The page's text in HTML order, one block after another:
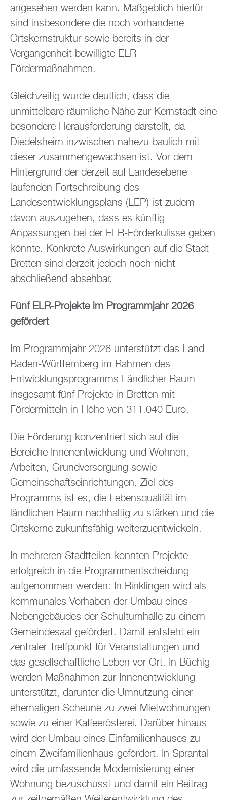
angesehen werden kann. Maßgeblich hierfür
sind insbesondere die noch vorhandene
Ortskernstruktur sowie bereits in der
Vergangenheit bewilligte ELR-
Fördermaßnahmen.
Gleichzeitig wurde deutlich, dass die
unmittelbare räumliche Nähe zur Kernstadt eine
besondere Herausforderung darstellt, da
Diedelsheim inzwischen nahezu baulich mit
dieser zusammengewachsen ist. Vor dem
Hintergrund der derzeit auf Landesebene
laufenden Fortschreibung des
Landesentwicklungsplans (LEP) ist zudem
davon auszugehen, dass es künftig
Anpassungen bei der ELR-Förderkulisse geben
könnte. Konkrete Auswirkungen auf die Stadt
Bretten sind derzeit jedoch noch nicht
abschließend absehbar.
Fünf ELR-Projekte im Programmjahr 2026
gefördert
Im Programmjahr 2026 unterstützt das Land
Baden-Württemberg im Rahmen des
Entwicklungsprogramms Ländlicher Raum
insgesamt fünf Projekte in Bretten mit
Fördermitteln in Höhe von 311.040 Euro.
Die Förderung konzentriert sich auf die
Bereiche Innenentwicklung und Wohnen,
Arbeiten, Grundversorgung sowie
Gemeinschaftseinrichtungen. Ziel des
Programms ist es, die Lebensqualität im
ländlichen Raum nachhaltig zu stärken und die
Ortskerne zukunftsfähig weiterzuentwickeln.
In mehreren Stadtteilen konnten Projekte
erfolgreich in die Programmentscheidung
aufgenommen werden: In Rinklingen wird als
kommunales Vorhaben der Umbau eines
Nebengebäudes der Schulturnhalle zu einem
Gemeindesaal gefördert. Damit entsteht ein
zentraler Treffpunkt für Veranstaltungen und
das gesellschaftliche Leben vor Ort. In Büchig
werden Maßnahmen zur Innenentwicklung
unterstützt, darunter die Umnutzung einer
ehemaligen Scheune zu zwei Mietwohnungen
sowie zu einer Kaffeerösterei. Darüber hinaus
wird der Umbau eines Einfamilienhauses zu
einem Zweifamilienhaus gefördert. In Sprantal
wird die umfassende Modernisierung einer
Wohnung bezuschusst und damit ein Beitrag